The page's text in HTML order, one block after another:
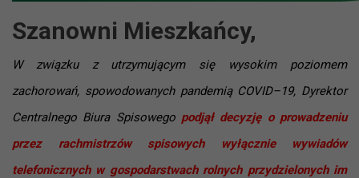
Szanowni Mieszkańcy,
W związku z utrzymującym się wysokim poziomem
zachorowań, spowodowanych pandemią COVID–19, Dyrektor
Centralnego Biura Spisowego podjął decyzję o prowadzeniu
przez rachmistrzów spisowych wyłącznie wywiadów
telefonicznych w gospodarstwach rolnych przydzielonych im